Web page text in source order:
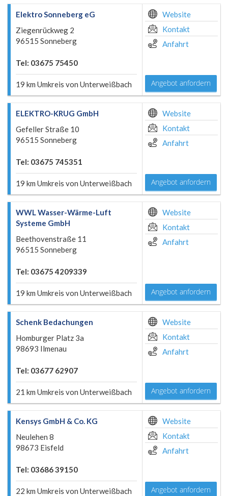
Elektro Sonneberg eG
Ziegenrückweg 2
96515 Sonneberg
Tel: 03675 75450
19 km Umkreis von Unterweißbach
Website
Kontakt
Anfahrt
Angebot anfordern
ELEKTRO-KRUG GmbH
Gefeller Straße 10
96515 Sonneberg
Tel: 03675 745351
19 km Umkreis von Unterweißbach
Website
Kontakt
Anfahrt
Angebot anfordern
WWL Wasser-Wärme-Luft
Systeme GmbH
Beethovenstraße 11
96515 Sonneberg
Tel: 03675 4209339
19 km Umkreis von Unterweißbach
Website
Kontakt
Anfahrt
Angebot anfordern
Schenk Bedachungen
Homburger Platz 3a
98693 Ilmenau
Tel: 03677 62907
21 km Umkreis von Unterweißbach
Website
Kontakt
Anfahrt
Angebot anfordern
Kensys GmbH & Co. KG
Neulehen 8
98673 Eisfeld
Tel: 03686 39150
22 km Umkreis von Unterweißbach
Website
Kontakt
Anfahrt
Angebot anfordern